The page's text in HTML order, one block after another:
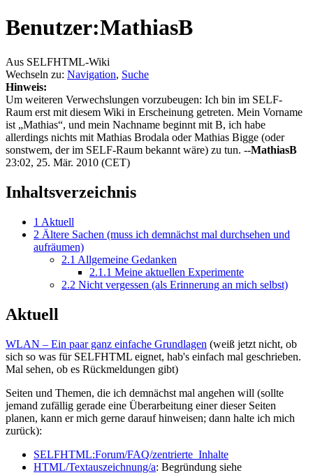
Benutzer:MathiasB
Aus SELFHTML-Wiki
Wechseln zu: Navigation, Suche
Hinweis:
Um weiteren Verwechslungen vorzubeugen: Ich bin im SELF-
Raum erst mit diesem Wiki in Erscheinung getreten. Mein Vorname
ist „Mathias“, und mein Nachname beginnt mit B, ich habe
allerdings nichts mit Mathias Brodala oder Mathias Bigge (oder
sonstwem, der im SELF-Raum bekannt wäre) zu tun. --MathiasB
23:02, 25. Mär. 2010 (CET)
Inhaltsverzeichnis
1 Aktuell
2 Ältere Sachen (muss ich demnächst mal durchsehen und
aufräumen)
2.1 Allgemeine Gedanken
2.1.1 Meine aktuellen Experimente
2.2 Nicht vergessen (als Erinnerung an mich selbst)
Aktuell
WLAN – Ein paar ganz einfache Grundlagen (weiß jetzt nicht, ob
sich so was für SELFHTML eignet, hab's einfach mal geschrieben.
Mal sehen, ob es Rückmeldungen gibt)
Seiten und Themen, die ich demnächst mal angehen will (sollte
jemand zufällig gerade eine Überarbeitung einer dieser Seiten
planen, kann er mich gerne darauf hinweisen; dann halte ich mich
zurück):
SELFHTML:Forum/FAQ/zentrierte_Inhalte
HTML/Textauszeichnung/a: Begründung siehe